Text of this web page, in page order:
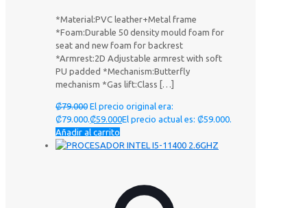
*Material:PVC leather+Metal frame
*Foam:Durable 50 density mould foam for
seat and new foam for backrest
*Armrest:2D Adjustable armrest with soft
PU padded *Mechanism:Butterfly
mechanism *Gas lift:Class […]
₡79.000 El precio original era:
₡79.000.₡59.000El precio actual es: ₡59.000.
Añadir al carrito